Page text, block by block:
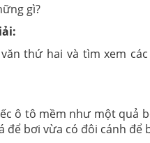
gì?
thứ hai và tìm xem
ô tô mềm như một quả
để bơi vừa có đôi cánh để